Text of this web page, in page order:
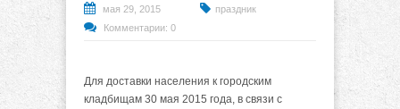
мая 29, 2015
праздник
Комментарии: 0
Для доставки населения к городским
кладбищам 30 мая 2015 года, в связи с